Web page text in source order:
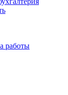
работы